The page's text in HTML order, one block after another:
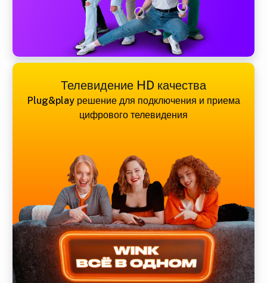
Телевидение HD качества
Plug&play решение для подключения и приема
цифрового телевидения